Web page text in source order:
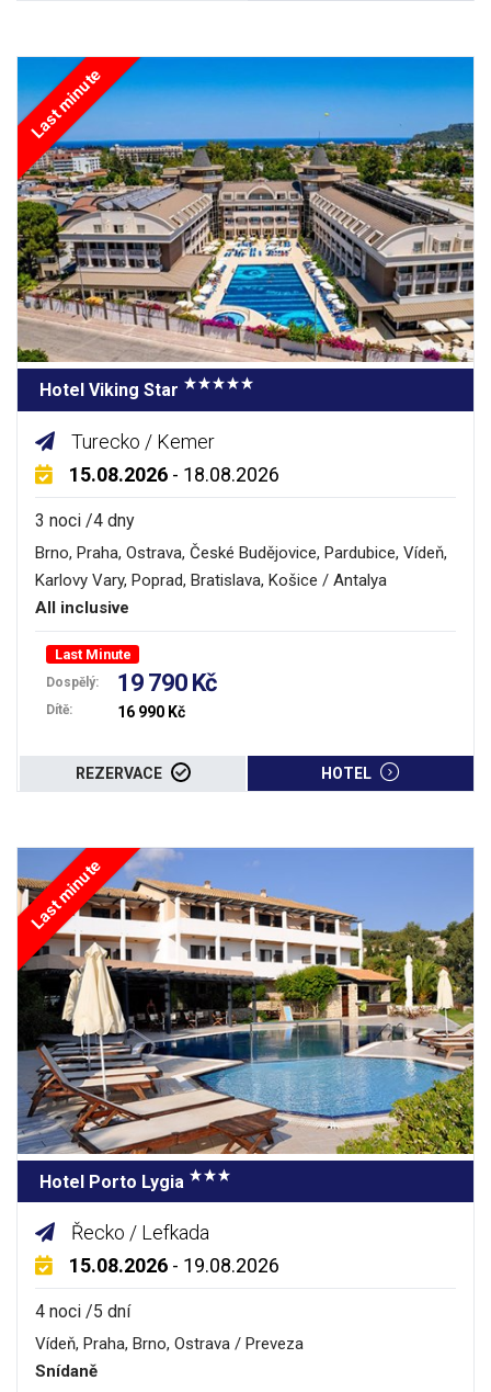
Last minute
Hotel Viking Star
Turecko / Kemer
15.08.2026 - 18.08.2026
3 noci /4 dny
Brno, Praha, Ostrava, České Budějovice, Pardubice, Vídeň,
Karlovy Vary, Poprad, Bratislava, Košice / Antalya
All inclusive
Last Minute
Dospělý: 19 790 Kč
Dítě: 16 990 Kč
REZERVACE HOTEL
Last minute
Hotel Porto Lygia
Řecko / Lefkada
15.08.2026 - 19.08.2026
4 noci /5 dní
Vídeň, Praha, Brno, Ostrava / Preveza
Snídaně